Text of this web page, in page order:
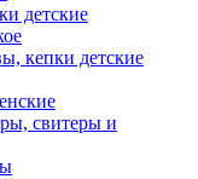
детские
кепки детские
свитеры и